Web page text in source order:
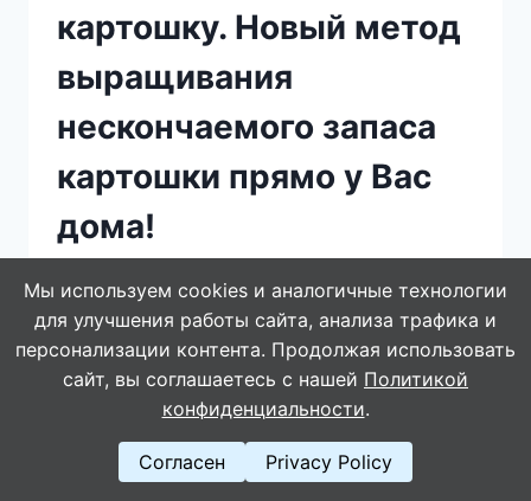
картошку. Новый метод
выращивания
нескончаемого запаса
картошки прямо у Вас
дома!
ЧИТАЙТЕ ДАЛЕЕБОЛЬШЕ
ПОКУПАЙТЕ
КАРТОШКУ.
НОВЫЙ
МЕТОД
НЕСКОНЧАЕМОГО
ЗАПАСА
Мы используем cookies и аналогичные технологии
для улучшения работы сайта, анализа трафика и
персонализации контента. Продолжая использовать
сайт, вы соглашаетесь с нашей Политикой
конфиденциальности.
Согласен Privacy Policy